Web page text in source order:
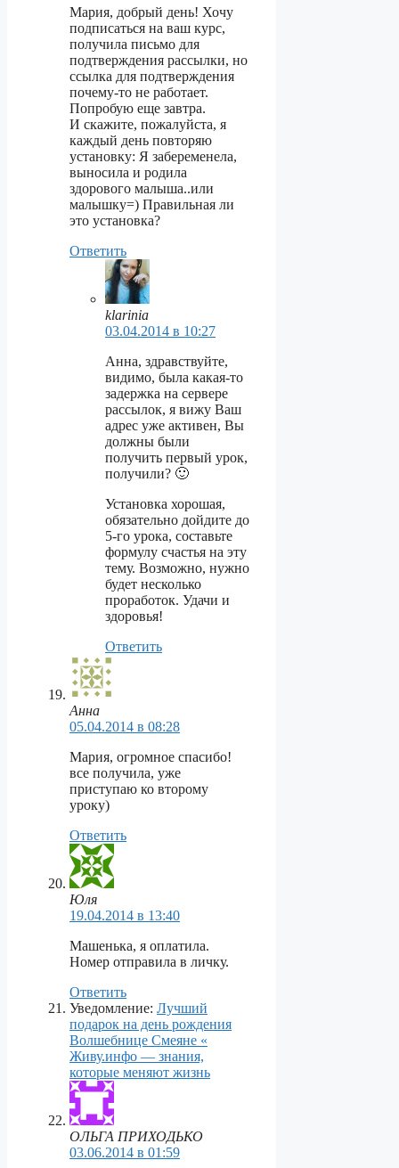
Мария, добрый день! Хочу
подписаться на ваш курс,
получила письмо для
подтверждения рассылки, но
ссылка для подтверждения
почему-то не работает.
Попробую еще завтра.
И скажите, пожалуйста, я
каждый день повторяю
установку: Я забеременела,
выносила и родила
здорового малыша..или
малышку=) Правильная ли
это установка?
Ответить
klarinia
03.04.2014 в 10:27
Анна, здравствуйте,
видимо, была какая-то
задержка на сервере
рассылок, я вижу Ваш
адрес уже активен, Вы
должны были
получить первый урок,
получили? 🙂
Установка хорошая,
обязательно дойдите до
5-го урока, составьте
формулу счастья на эту
тему. Возможно, нужно
будет несколько
проработок. Удачи и
здоровья!
Ответить
Анна
05.04.2014 в 08:28
Мария, огромное спасибо!
все получила, уже
приступаю ко второму
уроку)
Ответить
Юля
19.04.2014 в 13:40
Машенька, я оплатила.
Номер отправила в личку.
Ответить
Уведомление: Лучший
подарок на день рождения
Волшебнице Смеяне «
Живу.инфо — знания,
которые меняют жизнь
ОЛЬГА ПРИХОДЬКО
03.06.2014 в 01:59